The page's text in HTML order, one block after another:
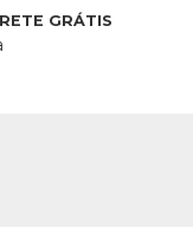
GRÁTIS